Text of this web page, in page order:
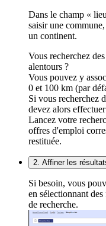
Dans le champ «
saisir une
un continent.
Vous recherchez
alentours ?
Vous pouvez y
0 et 100 km (par
Si vous recherchez
devez alors
Lancez votre
offres d'emploi
restituée.
2. Affiner les
Si besoin, vous
en sélectionnant
de recherche.